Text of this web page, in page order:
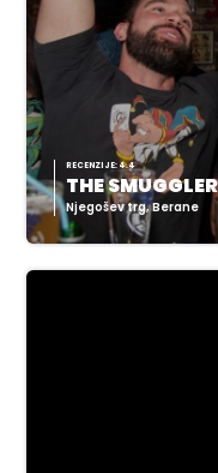
RECENZIJE: 4.4
THE
Njegošev trg, Berane